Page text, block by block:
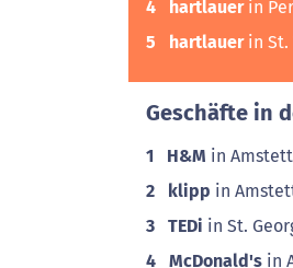
4 hartlauerin
5 hartlauerin St.
Geschäfte in
1 H&M in
2 klipp in
3 TEDi in St.
4 McDonald's in